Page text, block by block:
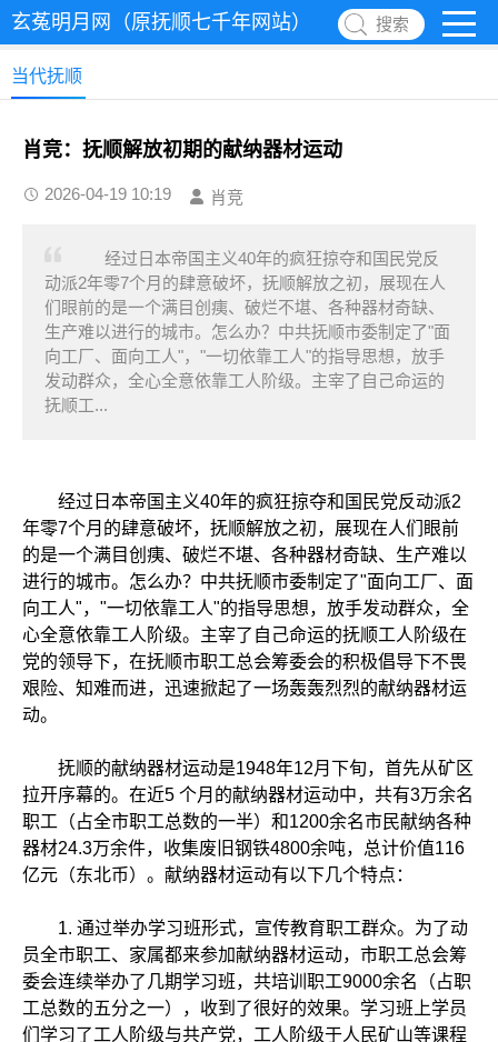
玄菟明月网（原抚顺七千年网站） 搜索
当代抚顺
肖竞：抚顺解放初期的献纳器材运动
2026-04-19 10:19 肖竞
经过日本帝国主义40年的疯狂掠夺和国民党反
动派2年零7个月的肆意破坏，抚顺解放之初，展现在人
们眼前的是一个满目创痍、破烂不堪、各种器材奇缺、
生产难以进行的城市。怎么办？中共抚顺市委制定了"面
向工厂、面向工人"，"一切依靠工人"的指导思想，放手
发动群众，全心全意依靠工人阶级。主宰了自己命运的
抚顺工...
经过日本帝国主义40年的疯狂掠夺和国民党反动派2
年零7个月的肆意破坏，抚顺解放之初，展现在人们眼前
的是一个满目创痍、破烂不堪、各种器材奇缺、生产难以
进行的城市。怎么办？中共抚顺市委制定了"面向工厂、面
向工人"，"一切依靠工人"的指导思想，放手发动群众，全
心全意依靠工人阶级。主宰了自己命运的抚顺工人阶级在
党的领导下，在抚顺市职工总会筹委会的积极倡导下不畏
艰险、知难而进，迅速掀起了一场轰轰烈烈的献纳器材运
动。
抚顺的献纳器材运动是1948年12月下旬，首先从矿区
拉开序幕的。在近5 个月的献纳器材运动中，共有3万余名
职工（占全市职工总数的一半）和1200余名市民献纳各种
器材24.3万余件，收集废旧钢铁4800余吨，总计价值116
亿元（东北币）。献纳器材运动有以下几个特点：
1. 通过举办学习班形式，宣传教育职工群众。为了动
员全市职工、家属都来参加献纳器材运动，市职工总会筹
委会连续举办了几期学习班，共培训职工9000余名（占职
工总数的五分之一），收到了很好的效果。学习班上学员
们学习了工人阶级与共产党，工人阶级于人民矿山等课程